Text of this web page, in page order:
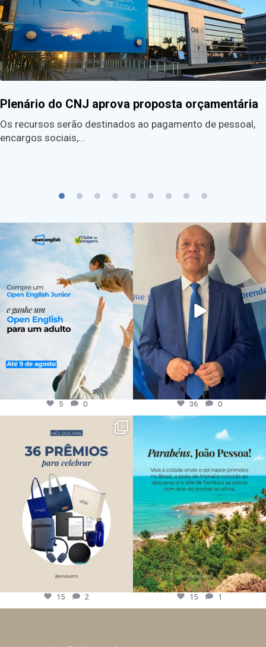
Plenário do CNJ aprova proposta orçamentária
Os recursos serão destinados ao pagamento de pessoal,
encargos sociais,…
5 0 36 0
15 2 15 1